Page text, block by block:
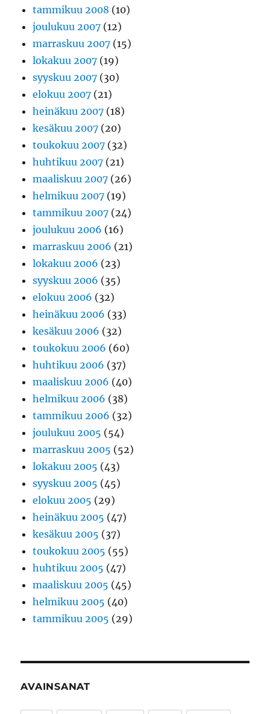
tammikuu 2008 (10)
joulukuu 2007 (12)
marraskuu 2007 (15)
lokakuu 2007 (19)
syyskuu 2007 (30)
elokuu 2007 (21)
heinäkuu 2007 (18)
kesäkuu 2007 (20)
toukokuu 2007 (32)
huhtikuu 2007 (21)
maaliskuu 2007 (26)
helmikuu 2007 (19)
tammikuu 2007 (24)
joulukuu 2006 (16)
marraskuu 2006 (21)
lokakuu 2006 (23)
syyskuu 2006 (35)
elokuu 2006 (32)
heinäkuu 2006 (33)
kesäkuu 2006 (32)
toukokuu 2006 (60)
huhtikuu 2006 (37)
maaliskuu 2006 (40)
helmikuu 2006 (38)
tammikuu 2006 (32)
joulukuu 2005 (54)
marraskuu 2005 (52)
lokakuu 2005 (43)
syyskuu 2005 (45)
elokuu 2005 (29)
heinäkuu 2005 (47)
kesäkuu 2005 (37)
toukokuu 2005 (55)
huhtikuu 2005 (47)
maaliskuu 2005 (45)
helmikuu 2005 (40)
tammikuu 2005 (29)
AVAINSANAT